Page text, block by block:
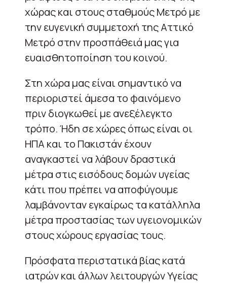
χώρας και στους σταθμούς Μετρό με
την ευγενική συμμετοχή της Αττικό
Μετρό στην προσπάθειά μας για
ευαισθητοποίηση του κοινού.
Στη χώρα μας είναι σημαντικό να
περιοριστεί άμεσα το φαινόμενο
πριν διογκωθεί με ανεξέλεγκτο
τρόπο. Ήδη σε χώρες όπως είναι οι
ΗΠΑ και το Πακιστάν έχουν
αναγκαστεί να λάβουν δραστικά
μέτρα στις εισόδους δομών υγείας
κάτι που πρέπει να αποφύγουμε
λαμβάνονταν εγκαίρως τα κατάλληλα
μέτρα προστασίας των υγειονομικών
στους χώρους εργασίας τους.
Πρόσφατα περιστατικά βίας κατά
ιατρών και άλλων λειτουργών Υγείας